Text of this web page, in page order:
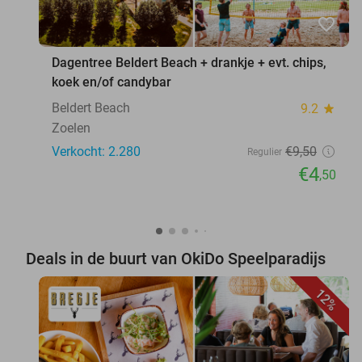
favorite_border
Dagentree Beldert Beach + drankje + evt. chips,
koek en/of candybar
Beldert Beach
9.2 star
Zoelen
Verkocht: 2.280
Regulier €9,50
€4,50
Deals in de buurt van OkiDo Speelparadijs
12%